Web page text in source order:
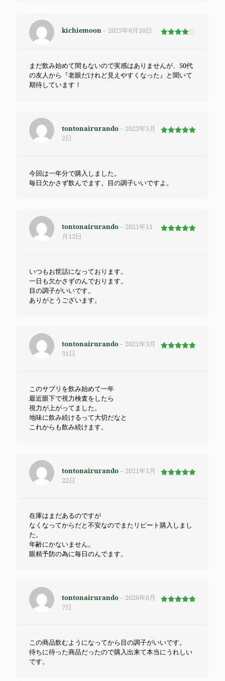
kichiemoon – 2025年6月10日
まだ飲み始めて間もないので実感はありませんが、50代
の友人から『老眼だけれど見えやすくなった』と聞いて
期待しています！
tontonairurando– 2022年5月
2日
今回は一年分で購入しました。
毎日欠かさず飲んでます。目の調子いいですよ。
tontonairurando– 2021年11
月12日
いつもお世話になっております。
一日も欠かさずのんでおります。
目の調子がいいです。
ありがとうございます。
tontonairurando– 2021年3月
31日
このサプリを飲み始めて一年
最近眼下で視力検査をしたら
視力が上がってました。
地味に飲み続けるって大切だなと
これからも飲み続けます。
tontonairurando– 2021年1月
22日
在庫はまだあるのですが
なくなってからだと不安なのでまたリピート購入しまし
た。
年齢にかないません。
眼精予防の為に毎日のんでます。
tontonairurando– 2020年8月
7日
この商品飲むようになってから目の調子がいいです。
待ちに待った商品だったので購入出来て本当にうれしい
です。